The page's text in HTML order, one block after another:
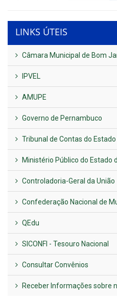
LINKS ÚTEIS
Câmara Municipal de Bom
IPVEL
AMUPE
Governo de Pernambuco
Tribunal de Contas do
Ministério Público do Estado
Controladoria-Geral da União
Confederação Nacional de
QEdu
SICONFI - Tesouro Nacional
Consultar Convênios
Receber Informações sobre